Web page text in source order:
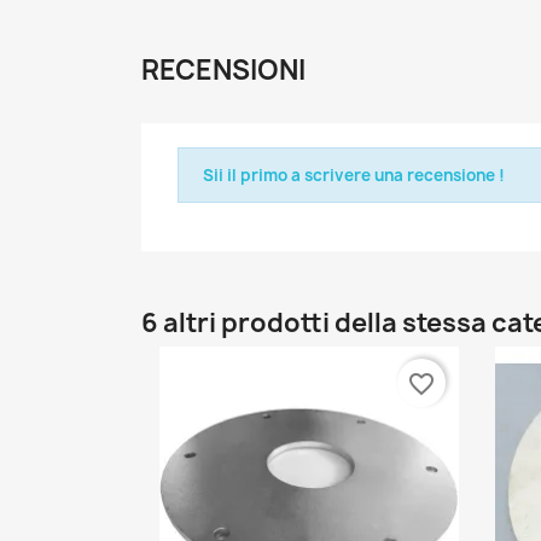
RECENSIONI
Sii il primo a scrivere una recensione !
6 altri prodotti della stessa
favorite_border